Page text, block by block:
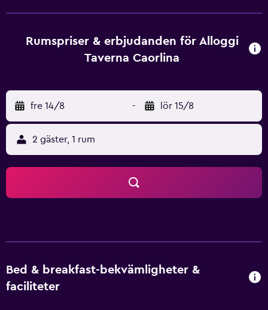
bilfärd från fastigheten.
Rumspriser & erbjudanden för Alloggi
Taverna Caorlina
fre 14/8 - lör 15/8
2 gäster, 1 rum
Bed & breakfast-bekvämligheter &
faciliteter